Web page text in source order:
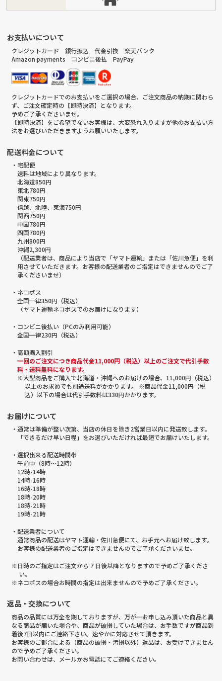
お支払いについて
クレジットカード 銀行振込 代金引換 楽天バンク
Amazon payments コンビニ後払 PayPay
クレジットカードでのお支払いをご選択の場合、ご注文商品の納期に関わら
ず、ご注文確定時の【即時決済】となります。
予めご了承くださいませ。
【即時決済】をご希望でないお客様は、大変恐れ入りますが他のお支払い方
法をお選びいただきますようお願いいたします。
配送料金について
・宅配便
送料は地域により異なります。
北海道850円
東北780円
関東750円
信越、北陸、東海750円
関西750円
中国780円
四国780円
九州800円
沖縄2,300円
（配送業者は、商品により当店で「ヤマト運輸」または「佐川急便」を利
用させていただきます。お客様の配送業者のご指定はできませんのでご了
承くださいませ）
・ネコポス
全国一律350円（税込）
（ヤマト運輸ネコポスでのお届けになります）
・コンビニ後払い（PCのみ利用可能）
全国一律230円（税込）
・高額購入割引
一回のご注文につき商品代金11,000円（税込）以上のご注文で代引手数
料・送料無料になります。
※大型商品をご購入で北海道・沖縄へのお届けの場合、11,000円（税込）
以上のお求めでも別途送料がかかります。 ※商品代金11,000円（税
込）以下の場合は代引手数料は330円かかります。
お届けについて
・通常は準備が整い次第、当店の休日を除き2営業日以内に発送致します。
「できるだけ早い日程」をお選びいただければ最短でお届けいたします。
・選択出来る配送時間帯
午前中（8時～12時）
12時-14時
14時-16時
16時-18時
18時-20時
18時-21時
19時-21時
・配送業者について
通常商品の配送はヤマト運輸・佐川急便にて、お手元へお届け致します。
お客様の配送業者のご指定はできませんのでご了承くださいませ。
※日時のご指定はご注文から 7 日後以降となりますので予めご了承くださ
い。
※ネコポスの場合お時間の指定は出来ませんので予めご了承ください。
返品・交換について
商品の品質には万全を期しておりますが、万が一お申し込み頂いた商品と異
なる商品が届いた場合や、商品が破損していた場合は、お手数ですが商品到
着後7日以内にご連絡下さい。速やかに対応させて頂きます。
お客様のご都合による（商品の破損・汚損以外）返品は、お受けできません
ので予めご了承ください。
お問い合わせは、メールかお電話にてご連絡ください。